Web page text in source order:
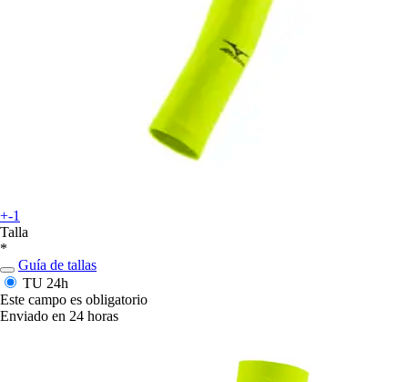
+-1
Talla
*
Guía de tallas
TU 24h
Este campo es obligatorio
Enviado en 24 horas